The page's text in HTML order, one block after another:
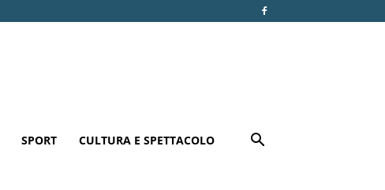
SPORT CULTURA E SPETTACOLO